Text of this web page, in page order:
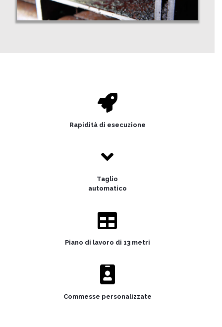
Rapidità di esecuzione
Taglio
automatico
Piano di lavoro di 13 metri
Commesse personalizzate